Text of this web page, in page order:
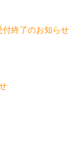
付終了のお知らせ